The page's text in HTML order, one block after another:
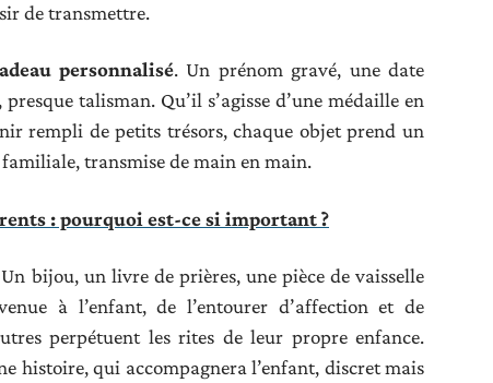
de transmettre.
personnalisé. Un prénom gravé, une date
talisman. Qu’il s’agisse d’une médaille en
rempli de petits trésors, chaque objet prend un
transmise de main en main.
: pourquoi est-ce si important ?
bijou, un livre de prières, une pièce de vaisselle
à l’enfant, de l’entourer d’affection et de
perpétuent les rites de leur propre enfance.
histoire, qui accompagnera l’enfant, discret mais